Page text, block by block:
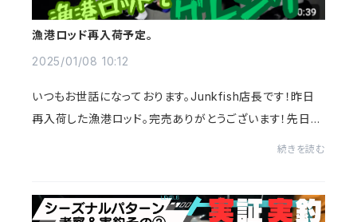
漁港ロッド再入荷予定。
2025/01/08 10:12
いつもお世話になっております。Junkfish店長です！昨日
再入荷した漁港ロッド。完売ありがとうございます！先日人
続きを読む